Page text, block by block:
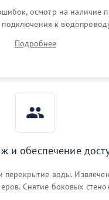
осмотр на наличие
к
слива, нагрева,
или срабатывание системы
Подробнее
и обеспечение
перекрытие воды.
Снятие боковых